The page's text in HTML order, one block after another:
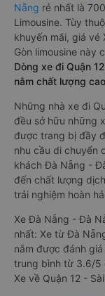
Nẵng rẻ nhất là
Limousine. Tùy
khuyến mãi, giá vé
Gòn limousine này
Dòng xe đi Quận
nằm chất lượng
Những nhà xe đi
đều sở hữu những
được trang bị đầy
nhu cầu di chuyển
khách Đà Nẵng -
đến chất lượng
trải nghiệm hoàn
Xe Đà Nẵng - Đà
nhất: Xe từ Đà
nằm được đánh
trung bình từ 3.6/5
Xe về Quận 12 -